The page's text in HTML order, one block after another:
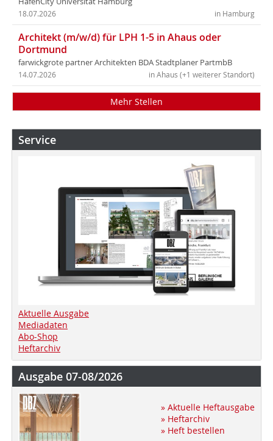
in Hamburg
18.07.2026
Architekt (m/w/d) für LPH 1-5 in Ahaus oder
Dortmund
farwickgrote partner Architekten BDA Stadtplaner PartmbB
in Ahaus (+1 weiterer Standort)
14.07.2026
Mehr Stellen
Service
Aktuelle Ausgabe
Mediadaten
Abo-Shop
Heftarchiv
Ausgabe 07-08/2026
» Aktuelle Heftausgabe
» Heftarchiv
» Heft bestellen